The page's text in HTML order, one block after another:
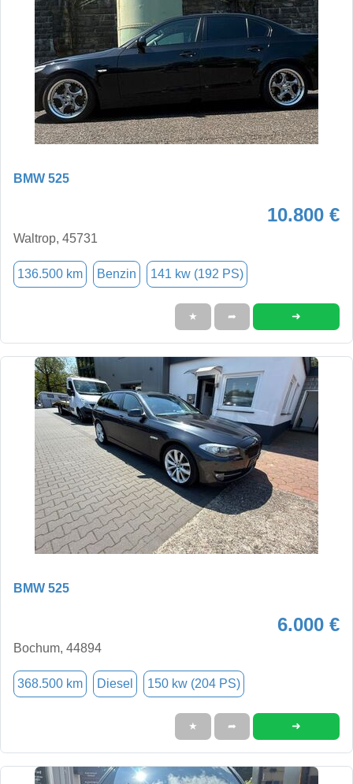
BMW 525
10.800 €
Waltrop, 45731
136.500 km Benzin 141 kw (192 PS)
★ ➦ ➜
BMW 525
6.000 €
Bochum, 44894
368.500 km Diesel 150 kw (204 PS)
★ ➦ ➜